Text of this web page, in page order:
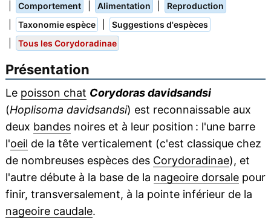
Comportement Alimentation Reproduction
Taxonomie espèce Suggestions d'espèces
Tous les Corydoradinae
Présentation
Le poisson chat Corydoras davidsandsi
(Hoplisoma davidsandsi) est reconnaissable aux
deux bandesnoires et à leur position : l'une barre
l'oeil de la tête verticalement (c'est classique chez
de nombreuses espèces des Corydoradinae), et
l'autre débute à la base de la nageoire dorsalepour
finir, transversalement, à la pointe inférieur de la
nageoire caudale.